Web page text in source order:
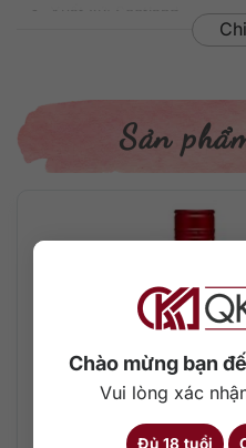
Chào mừng bạn
Vui lòng xác
Đủ 18 tuổi
Xuất xứ: Scotland
Thương hiệu: Tanqueray
Dung tích: 1000 ml
Màu sắc: Trong suốt
Cách thưởng thức: Uống
Mô tả hương vị rượu
cực kỳ xinh đẹp và tươi mát.
thơm của cây bách xù, các
trái cây họ cam quýt ngon
ngào, cân bằng, phong phú
bưởi – gia vị & thảo mộc tự
Chai gin tuyệt hảo, nồng
Sản